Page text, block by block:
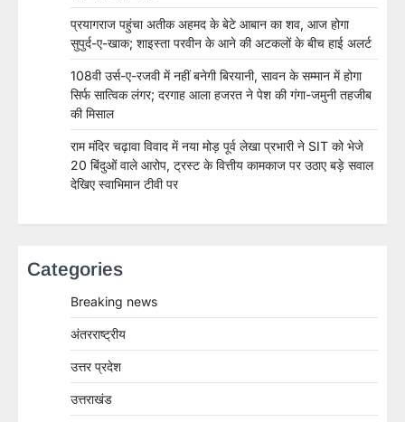
प्रयागराज पहुंचा अतीक अहमद के बेटे आबान का शव, आज होगा
सुपुर्द-ए-खाक; शाइस्ता परवीन के आने की अटकलों के बीच हाई अलर्ट
108वी उर्स-ए-रजवी में नहीं बनेगी बिरयानी, सावन के सम्मान में होगा
सिर्फ सात्विक लंगर; दरगाह आला हजरत ने पेश की गंगा-जमुनी तहजीब
की मिसाल
राम मंदिर चढ़ावा विवाद में नया मोड़ पूर्व लेखा प्रभारी ने SIT को भेजे
20 बिंदुओं वाले आरोप, ट्रस्ट के वित्तीय कामकाज पर उठाए बड़े सवाल
देखिए स्वाभिमान टीवी पर
Categories
Breaking news
अंतरराष्ट्रीय
उत्तर प्रदेश
उत्तराखंड